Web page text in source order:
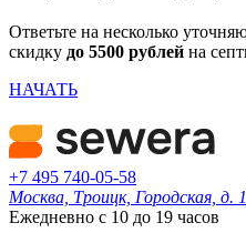
Ответьте на несколько
скидку до 5500 рублей на
НАЧАТЬ
+7 495 740-05-58
Москва, Троицк, Городская, д. 1
Ежедневно с 10 до 19 часов